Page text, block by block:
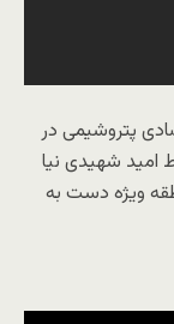
پتروشیمی در
امید شهیدی نیا
ویژه دست به